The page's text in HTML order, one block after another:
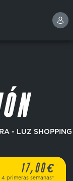
- LUZ SHOPPING
17,00€
4 primeras semanas*